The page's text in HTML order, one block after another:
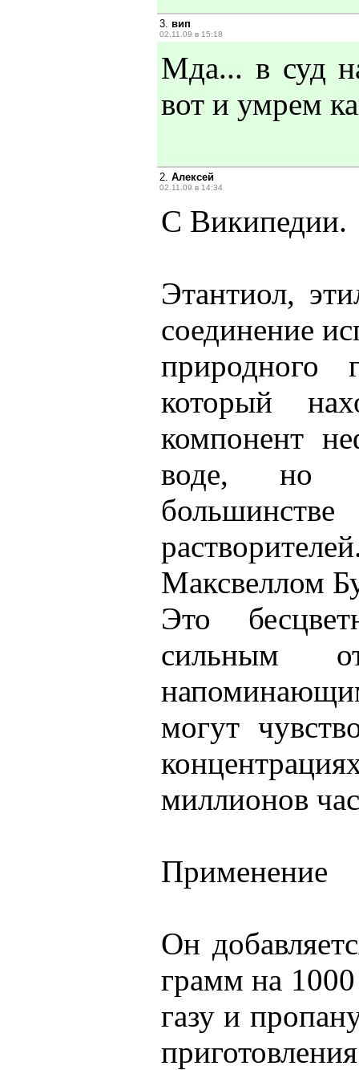
3. вип
02.11.09 в 15:18
Мда... в суд
вот и умрем
2. Алексей
02.11.09 в 14:34
С Википедии.
Этантиол,
соединение
природного
который
компонент
воде, но
Максвеллом
Это
сильным
могут
миллионов
Применение
Он
грамм на
газу и